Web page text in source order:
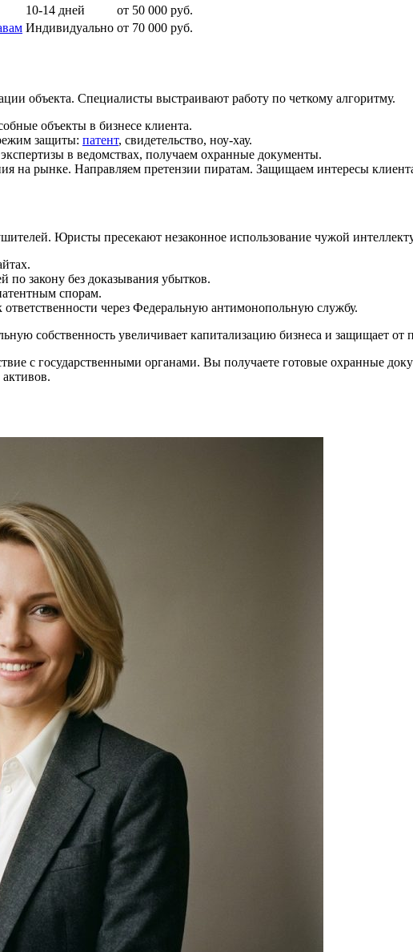
10-14 дней
от 50 000 руб.
Индивидуально от 70 000 руб.
объекта. Специалисты выстраивают работу по четкому алгоритму.
объекты в бизнесе клиента.
защиты: патент, свидетельство, ноу-хау.
в ведомствах, получаем охранные документы.
на рынке. Направляем претензии пиратам. Защищаем интересы
Юристы пресекают незаконное использование чужой
закону без доказывания убытков.
спорам.
через Федеральную антимонопольную службу.
собственность увеличивает капитализацию бизнеса и защищает от
с государственными органами. Вы получаете готовые охранные